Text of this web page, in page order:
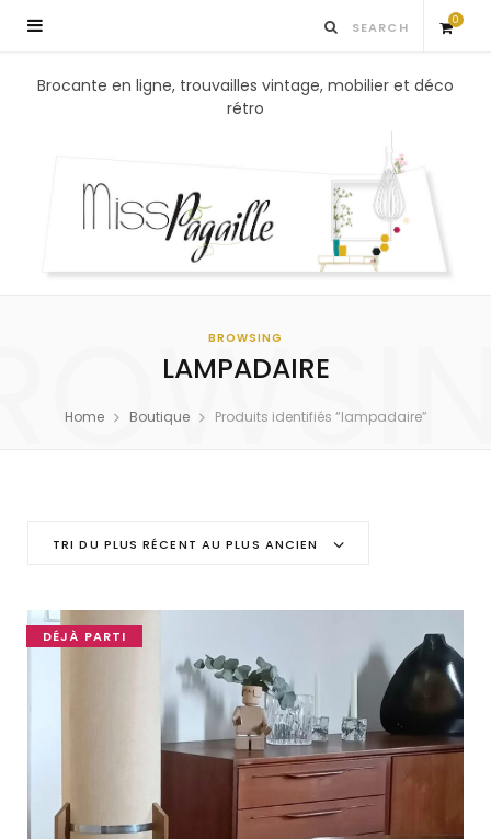
0
S
p
Brocante en ligne, trouvailles vintage, mobilier et déco
rétro
BROWSING
LAMPADAIRE
Home Boutique Produits identifiés “lampadaire”
TRI DU PLUS RÉCENT AU PLUS ANCIEN
DÉJÀ PARTI